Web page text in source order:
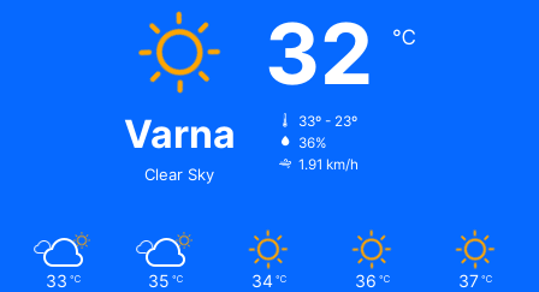
Varna
Clear Sky
32 ℃
33º - 23º
36%
1.91 km/h
33 ℃ 35 ℃ 34 ℃ 36 ℃ 37 ℃